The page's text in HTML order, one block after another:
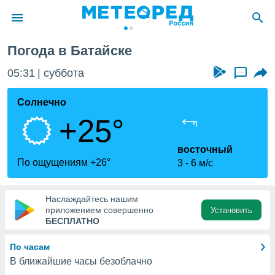
о
Вы можете
к этому
доступ
Погода в Батайске
05:31 суббота ...
Солнечно
+25°
По ощущениям +26°
восточный
3
6 м/с
Наслаждайтесь нашим
приложением совершенно
БЕСПЛАТНО
Установить
По часам
В ближайшие часы безоблачно